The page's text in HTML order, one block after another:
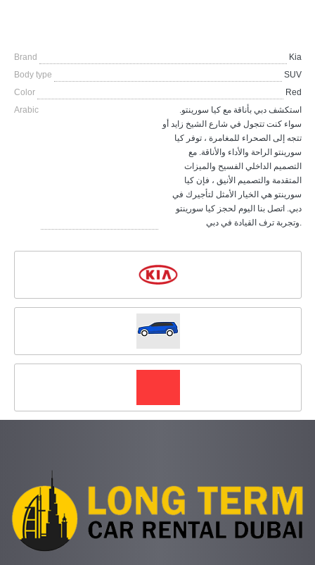
Brand
Kia
Body type
SUV
Color
Red
Arabic
استكشف دبي بأناقة مع كيا سورينتو.
سواء كنت تتجول في شارع الشيخ زايد أو
تتجه إلى الصحراء للمغامرة ، توفر كيا
سورينتو الراحة والأداء والأناقة. مع
التصميم الداخلي الفسيح والميزات
المتقدمة والتصميم الأنيق ، فإن كيا
سورينتو هي الخيار الأمثل لتأجيرك في
دبي. اتصل بنا اليوم لحجز كيا سورينتو
وتجربة ترف القيادة في دبي.